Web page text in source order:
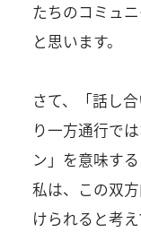
たちのコミュ
と思います。
さて、「話し
り一方通行で
ン」を意味す
私は、この双
けられると考え